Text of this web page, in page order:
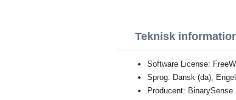
Teknisk
Software License:
Sprog: Dansk (da),
Producent: BinarySense